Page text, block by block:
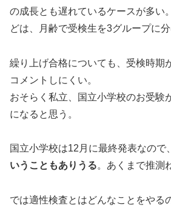
の成長とも遅れているケースが多い
どは、月齢で受検生を3グループに分
繰り上げ合格についても、受検時期
コメントしにくい。
おそらく私立、国立小学校のお受験
になると思う。
国立小学校は12月に最終発表なので、
いうこともありうる。あくまで推測
では適性検査とはどんなことをやる